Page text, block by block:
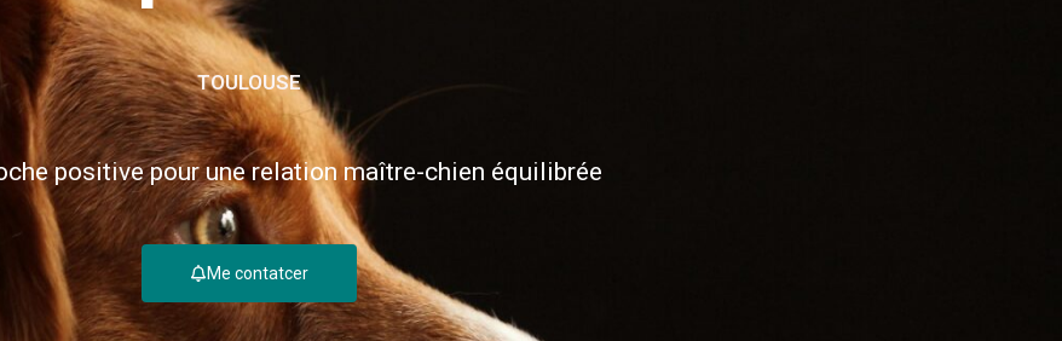
TOULOUSE
positive pour une relation maître-chien équilibrée
Me contatcer